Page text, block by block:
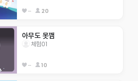
-- 20
아무도 못깸
체험01
-- 10